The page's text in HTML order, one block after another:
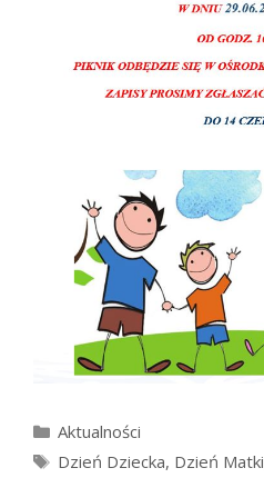
Kategorie
Aktualności
Tagi
Dzień Dziecka, Dzień Matki